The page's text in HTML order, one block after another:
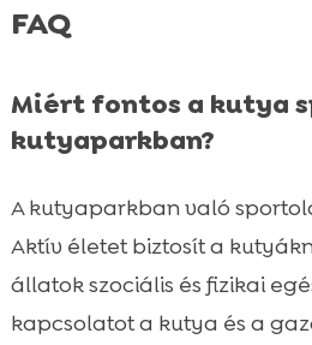
FAQ
Miért fontos a kutya
kutyaparkban?
A kutyaparkban való
Aktív életet biztosít a
állatok szociális és fizikai
kapcsolatot a kutya és a